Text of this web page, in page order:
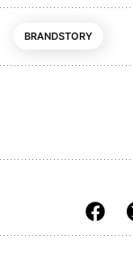
BRANDSTORY